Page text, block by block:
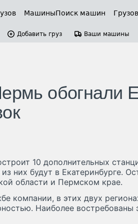
МашиныПоиск машин
Добавить груз Ваши машины
обогнали
10 дополнительных
них будут в Екатеринбурге.
области и Пермском крае.
компании, в этих двух
Наиболее востребованы